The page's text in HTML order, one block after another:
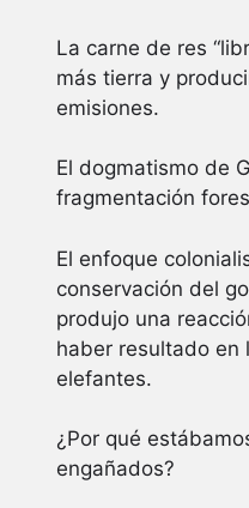
La carne de res
más tierra y
emisiones.
El dogmatismo de
fragmentación
El enfoque
conservación del
produjo una
haber resultado en
elefantes.
¿Por qué
engañados?